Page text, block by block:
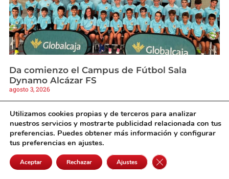
Da comienzo el Campus de Fútbol Sala
Dynamo Alcázar FS
agosto 3, 2026
Utilizamos cookies propias y de terceros para analizar
nuestros servicios y mostrarte publicidad relacionada con tus
preferencias. Puedes obtener más información y configurar
tus preferencias en ajustes.
Aceptar Rechazar Ajustes Cerrar el banner de